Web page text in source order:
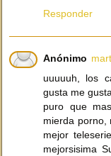
Responder
Anónimo
uuuuuh, los
gusta me
puro que
mierda porno,
mejor
mejorsisima